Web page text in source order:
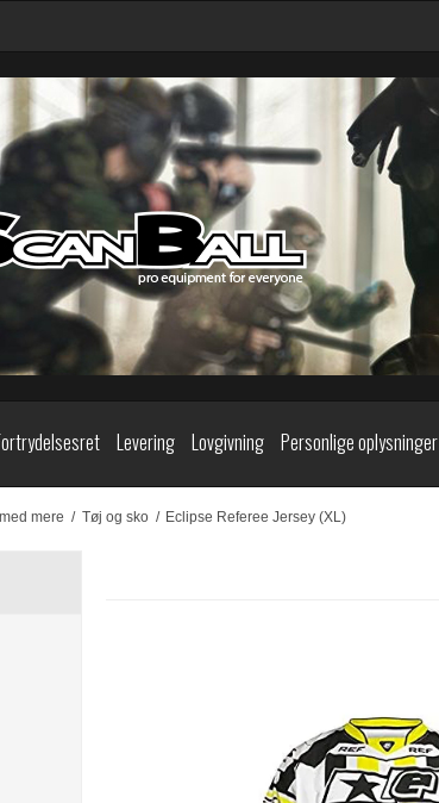
Levering Lovgivning Personlige oplysninger
mere / Tøj og sko / Eclipse Referee Jersey (XL)